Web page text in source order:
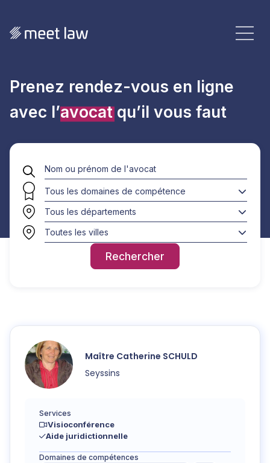
Prenez rendez-vous en ligne
avec l’avocatqu’il vous faut
Tous les départements
Toutes les villes
Tous les domaines de compétence
Rechercher
Maître Catherine SCHULD
Seyssins
Services
Visioconférence
Aide juridictionnelle
Domaines de compétences